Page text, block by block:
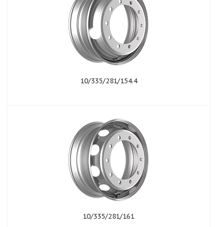
10/335/281/154.4
10/335/281/161